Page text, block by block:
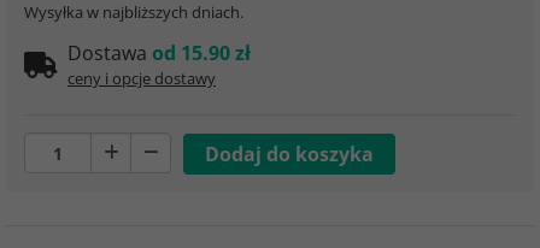
Wysyłka w najbliższych dniach.
Dostawa od 15.90 zł
ceny i opcje dostawy